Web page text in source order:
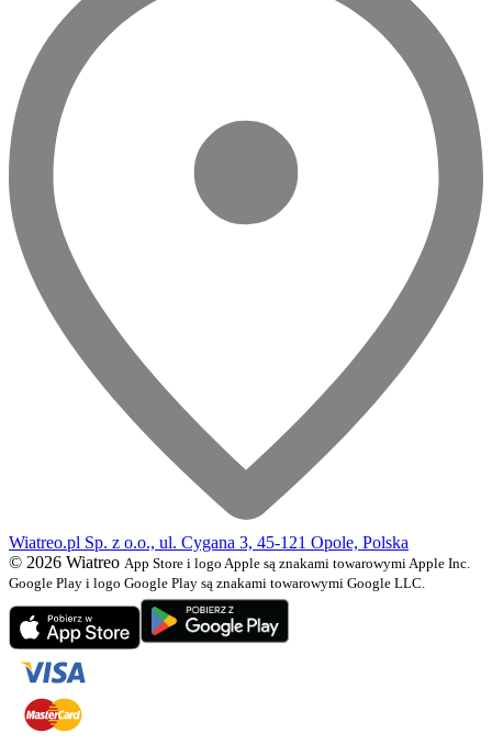
Wiatreo.pl Sp. z o.o., ul. Cygana 3, 45-121 Opole, Polska
© 2026 Wiatreo App Store i logo Apple są znakami towarowymi Apple Inc.
Google Play i logo Google Play są znakami towarowymi Google LLC.